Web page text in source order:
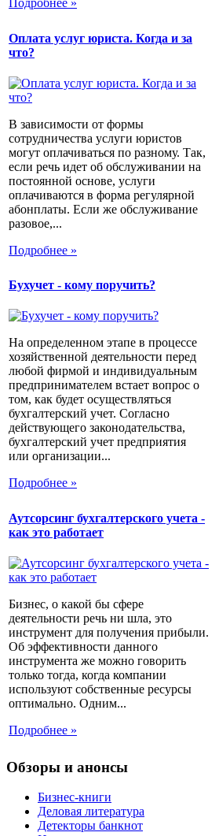
Подробнее »
Оплата услуг юриста. Когда и за
что?
В зависимости от формы
сотрудничества услуги юристов
могут оплачиваться по разному. Так,
если речь идет об обслуживании на
постоянной основе, услуги
оплачиваются в форма регулярной
абонплаты. Если же обслуживание
разовое,...
Подробнее »
Бухучет - кому поручить?
На определенном этапе в процессе
хозяйственной деятельности перед
любой фирмой и индивидуальным
предпринимателем встает вопрос о
том, как будет осуществляться
бухгалтерский учет. Согласно
действующего законодательства,
бухгалтерский учет предприятия
или организации...
Подробнее »
Аутсорсинг бухгалтерского учета -
как это работает
Бизнес, о какой бы сфере
деятельности речь ни шла, это
инструмент для получения прибыли.
Об эффективности данного
инструмента же можно говорить
только тогда, когда компании
используют собственные ресурсы
оптимально. Одним...
Подробнее »
Обзоры и анонсы
Бизнес-книги
Деловая литература
Детекторы банкнот